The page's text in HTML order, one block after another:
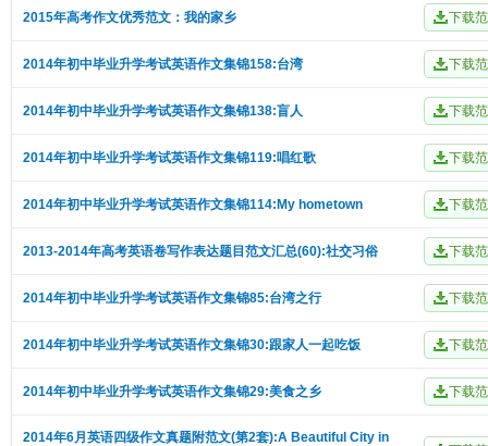
2015年高考作文优秀范文：我的家乡
2014年初中毕业升学考试英语作文集锦158:台湾
2014年初中毕业升学考试英语作文集锦138:盲人
2014年初中毕业升学考试英语作文集锦119:唱红歌
2014年初中毕业升学考试英语作文集锦114:My hometown
2013-2014年高考英语卷写作表达题目范文汇总(60):社交习俗
2014年初中毕业升学考试英语作文集锦85:台湾之行
2014年初中毕业升学考试英语作文集锦30:跟家人一起吃饭
2014年初中毕业升学考试英语作文集锦29:美食之乡
2014年6月英语四级作文真题附范文(第2套):A Beautiful City in